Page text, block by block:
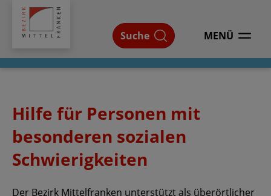
Bezirk
Mittelfranken
Suche
MENÜ
Hilfe für Personen mit
besonderen sozialen
Schwierigkeiten
Der Bezirk Mittelfranken unterstützt als überörtlicher